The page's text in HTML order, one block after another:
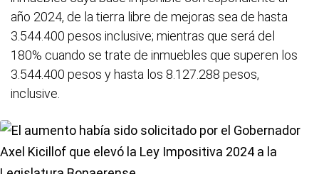
año 2024, de la tierra libre de mejoras sea de hasta
3.544.400 pesos inclusive; mientras que será del
180% cuando se trate de inmuebles que superen los
3.544.400 pesos y hasta los 8.127.288 pesos,
inclusive.